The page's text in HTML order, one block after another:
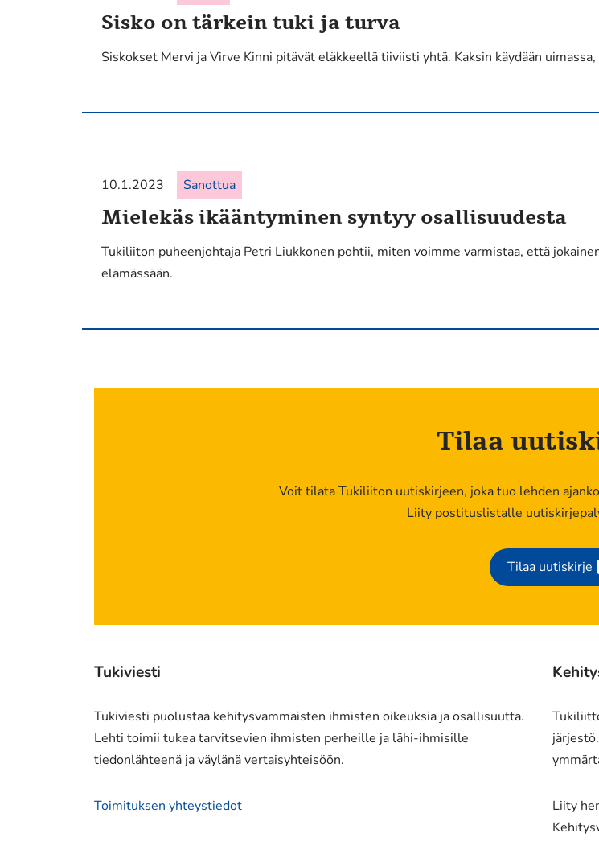
Sisko on tärkein tuki ja turva
Siskokset Mervi ja Virve Kinni pitävät eläkkeellä tiiviisti yhtä. Kaksin käydään
10.1.2023 Sanottua
Mielekäs ikääntyminen syntyy osallisuudesta
Tukiliiton puheenjohtaja Petri Liukkonen pohtii, miten voimme varmistaa, että
elämässään.
Tilaa
Voit tilata Tukiliiton uutiskirjeen, joka tuo lehden
Liity postituslistalle
Tilaa uutiskirje
(siirryt
Tukiviesti
Tukiviesti puolustaa kehitysvammaisten ihmisten oikeuksia ja osallisuutta.
Lehti toimii tukea tarvitsevien ihmisten perheille ja lähi-ihmisille
tiedonlähteenä ja väylänä vertaisyhteisöön.
Toimituksen yhteystiedot
Liity